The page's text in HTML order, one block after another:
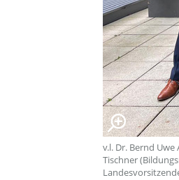
v.l. Dr. Bernd
Tischner